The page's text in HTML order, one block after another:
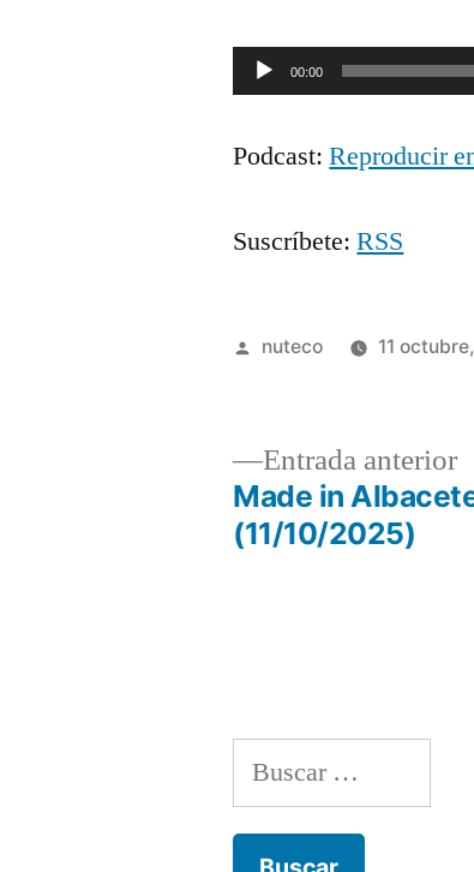
Reproductor
audio
00:00
Podcast:Reproducir
Suscríbete:RSS
Publicada
nuteco 11
Navegación
Entrada anterior
Made in
(11/10/2025)
Buscar: